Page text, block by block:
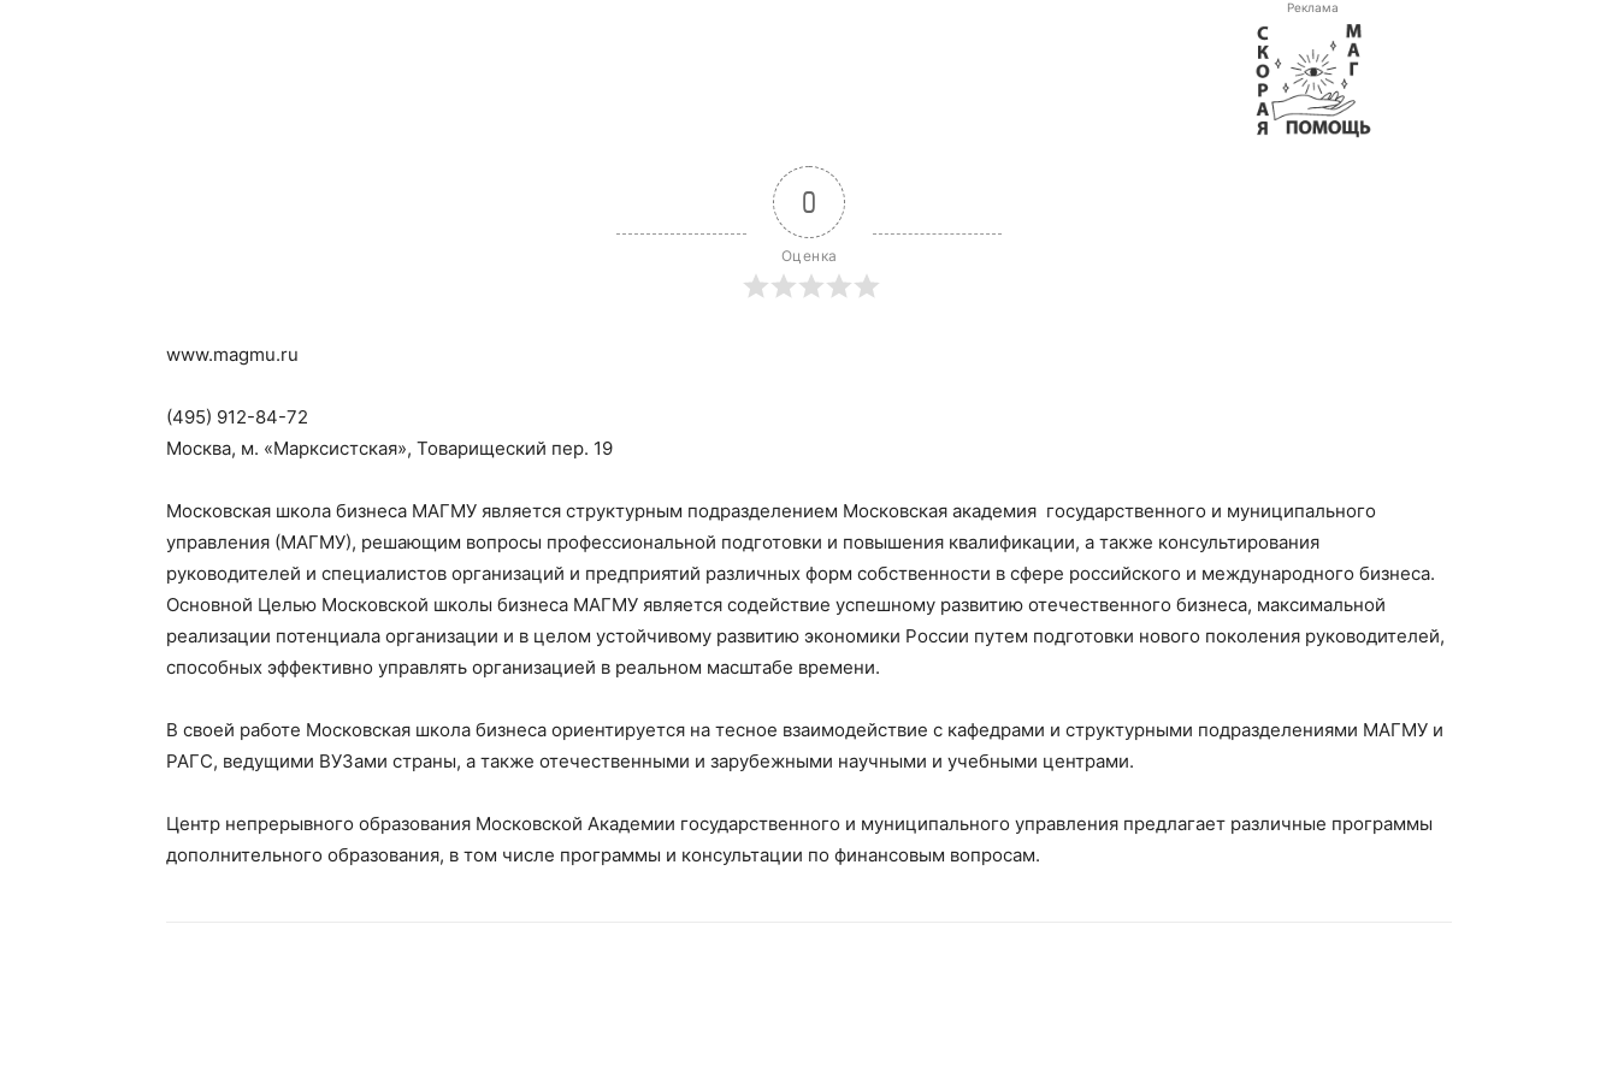
Реклама
0
Оценка
www.magmu.ru
(495) 912-84-72
Москва, м. «Марксистская», Товарищеский пер. 19
Московская школа бизнеса МАГМУ является структурным подразделением Московская академия государственного и муниципального
управления (МАГМУ), решающим вопросы профессиональной подготовки и повышения квалификации, а также консультирования
руководителей и специалистов организаций и предприятий различных форм собственности в сфере российского и международного бизнеса.
Основной Целью Московской школы бизнеса МАГМУ является содействие успешному развитию отечественного бизнеса, максимальной
реализации потенциала организации и в целом устойчивому развитию экономики России путем подготовки нового поколения руководителей,
способных эффективно управлять организацией в реальном масштабе времени.
В своей работе Московская школа бизнеса ориентируется на тесное взаимодействие с кафедрами и структурными подразделениями МАГМУ и
РАГС, ведущими ВУЗами страны, а также отечественными и зарубежными научными и учебными центрами.
Центр непрерывного образования Московской Академии государственного и муниципального управления предлагает различные программы
дополнительного образования, в том числе программы и консультации по финансовым вопросам.